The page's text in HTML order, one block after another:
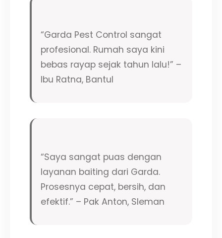
“Garda Pest Control sangat
profesional. Rumah saya kini
bebas rayap sejak tahun lalu!” –
Ibu Ratna, Bantul
“Saya sangat puas dengan
layanan baiting dari Garda.
Prosesnya cepat, bersih, dan
efektif.” – Pak Anton, Sleman